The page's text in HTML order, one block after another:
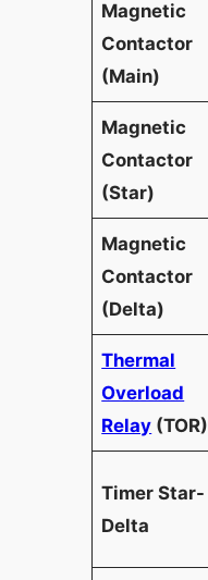
Magnetic
Contactor
(Main)
Magnetic
Contactor
(Star)
Magnetic
Contactor
(Delta)
Thermal
Overload
Relay (TOR)
Timer Star-
Delta